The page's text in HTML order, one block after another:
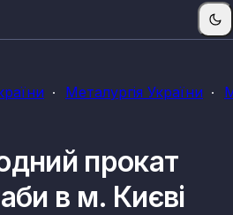
Металургія України
прокат
в м. Києві